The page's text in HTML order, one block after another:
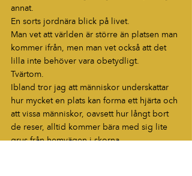
annat.
En sorts jordnära blick på livet.
Man vet att världen är större än platsen man
kommer ifrån, men man vet också att det
lilla inte behöver vara obetydligt.
Tvärtom.
Ibland tror jag att människor underskattar
hur mycket en plats kan forma ett hjärta och
att vissa människor, oavsett hur långt bort
de reser, alltid kommer bära med sig lite
grus från hemvägen i skorna.